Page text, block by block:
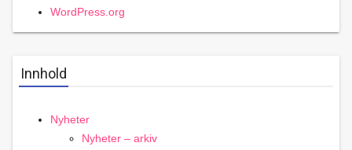
WordPress.org
Innhold
Nyheter
Nyheter – arkiv